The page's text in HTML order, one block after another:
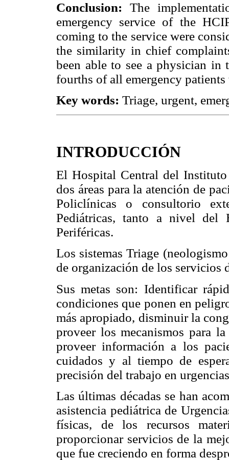
Conclusion: The
emergency service of the
coming to the service were
the similarity in chief
been able to see a physician
fourths of all emergency
Key words: Triage, urgent,
INTRODUCCIÓN
El Hospital Central del
dos áreas para la atención de
Policlínicas o consultorio
Pediátricas, tanto a nivel del
Periféricas.
Los sistemas Triage
de organización de los servicios
Sus metas son: Identificar
condiciones que ponen en
más apropiado, disminuir la
proveer los mecanismos para
proveer información a los
cuidados y al tiempo de
precisión del trabajo en
Las últimas décadas se han
asistencia pediátrica de
físicas, de los recursos
proporcionar servicios de la
que fue creciendo en forma